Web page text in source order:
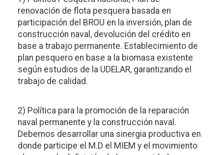
renovación de flota pesquera basada en
participación del BROU en la inversión, plan de
construcción naval, devolución del crédito en
base a trabajo permanente. Establecimiento de
plan pesquero en base a la biomasa existente
según estudios de la UDELAR, garantizando el
trabajo de calidad.
2) Política para la promoción de la reparación
naval permanente y la construcción naval.
Debemos desarrollar una sinergia productiva en
donde participe el M.D el MIEM y el movimiento